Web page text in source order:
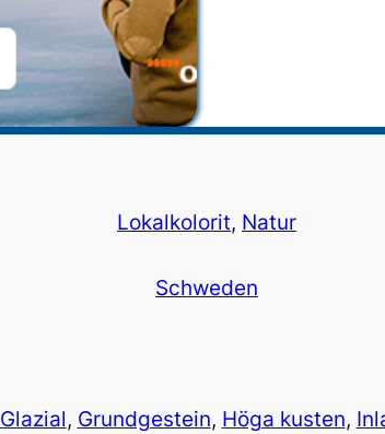
Lokalkolorit, Natur
Schweden
Glazial, Grundgestein, Höga kusten,